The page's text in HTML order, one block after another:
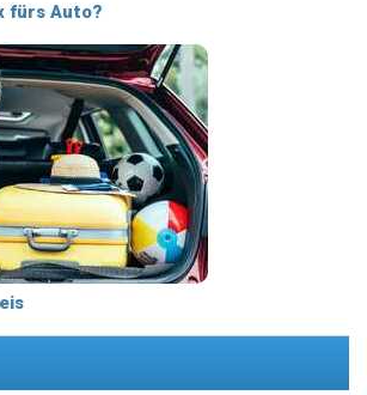
fürs Auto?